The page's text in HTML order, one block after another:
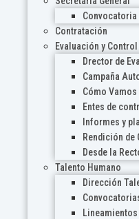
Convocatoria
Contratación
Evaluación y Control
Drector de
Campaña
Cómo Vamos
Entes de
Informes y
Rendición de
Desde la
Talento Humano
Dirección
Lineamientos